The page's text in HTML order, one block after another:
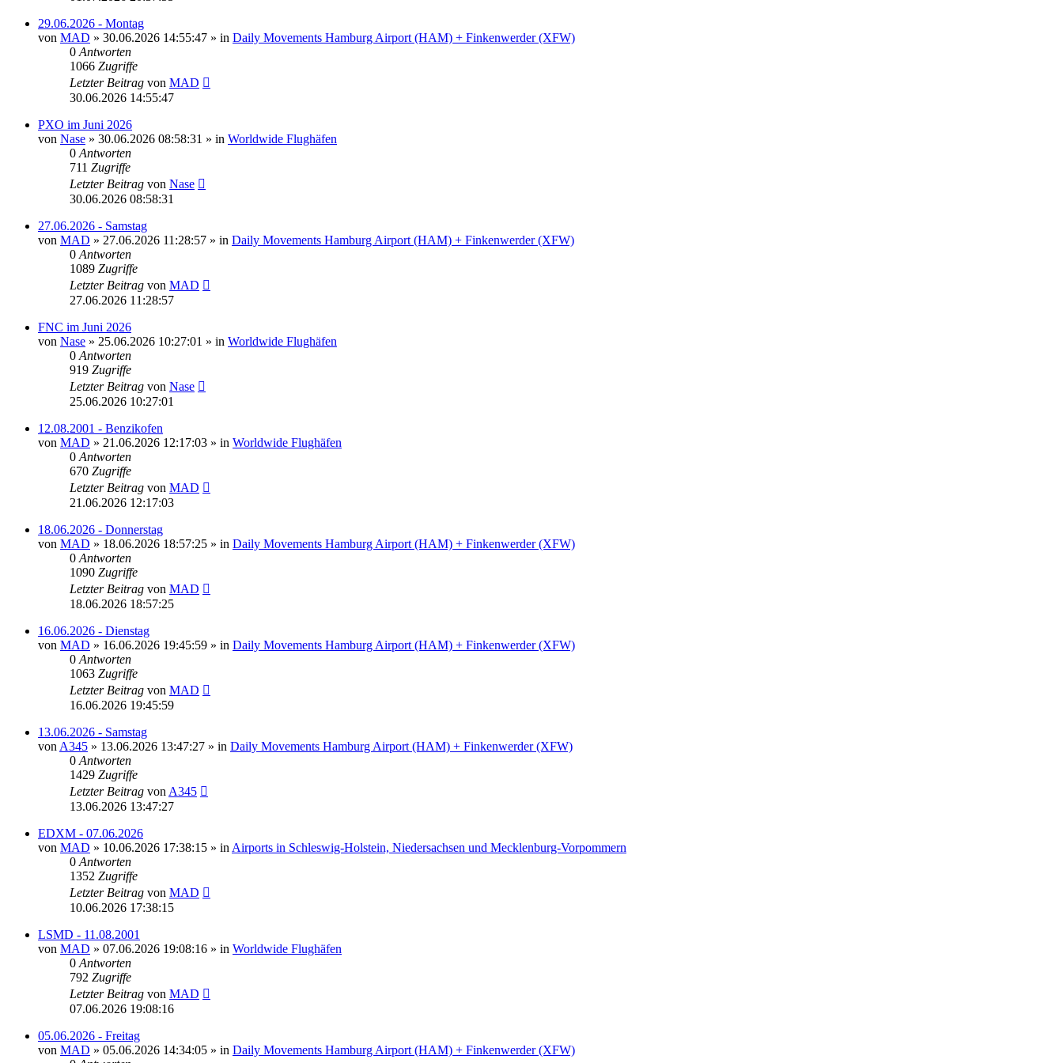
29.06.2026 - Montag
von MAD » 30.06.2026 14:55:47 » in Daily Movements Hamburg Airport (HAM) + Finkenwerder (XFW)
0 Antworten
1066 Zugriffe
Letzter Beitrag von MAD
30.06.2026 14:55:47
PXO im Juni 2026
von Nase » 30.06.2026 08:58:31 » in Worldwide Flughäfen
0 Antworten
711 Zugriffe
Letzter Beitrag von Nase
30.06.2026 08:58:31
27.06.2026 - Samstag
von MAD » 27.06.2026 11:28:57 » in Daily Movements Hamburg Airport (HAM) + Finkenwerder (XFW)
0 Antworten
1089 Zugriffe
Letzter Beitrag von MAD
27.06.2026 11:28:57
FNC im Juni 2026
von Nase » 25.06.2026 10:27:01 » in Worldwide Flughäfen
0 Antworten
919 Zugriffe
Letzter Beitrag von Nase
25.06.2026 10:27:01
12.08.2001 - Benzikofen
von MAD » 21.06.2026 12:17:03 » in Worldwide Flughäfen
0 Antworten
670 Zugriffe
Letzter Beitrag von MAD
21.06.2026 12:17:03
18.06.2026 - Donnerstag
von MAD » 18.06.2026 18:57:25 » in Daily Movements Hamburg Airport (HAM) + Finkenwerder (XFW)
0 Antworten
1090 Zugriffe
Letzter Beitrag von MAD
18.06.2026 18:57:25
16.06.2026 - Dienstag
von MAD » 16.06.2026 19:45:59 » in Daily Movements Hamburg Airport (HAM) + Finkenwerder (XFW)
0 Antworten
1063 Zugriffe
Letzter Beitrag von MAD
16.06.2026 19:45:59
13.06.2026 - Samstag
von A345 » 13.06.2026 13:47:27 » in Daily Movements Hamburg Airport (HAM) + Finkenwerder (XFW)
0 Antworten
1429 Zugriffe
Letzter Beitrag von A345
13.06.2026 13:47:27
EDXM - 07.06.2026
von MAD » 10.06.2026 17:38:15 » in Airports in Schleswig-Holstein, Niedersachsen und Mecklenburg-Vorpommern
0 Antworten
1352 Zugriffe
Letzter Beitrag von MAD
10.06.2026 17:38:15
LSMD - 11.08.2001
von MAD » 07.06.2026 19:08:16 » in Worldwide Flughäfen
0 Antworten
792 Zugriffe
Letzter Beitrag von MAD
07.06.2026 19:08:16
05.06.2026 - Freitag
von MAD » 05.06.2026 14:34:05 » in Daily Movements Hamburg Airport (HAM) + Finkenwerder (XFW)